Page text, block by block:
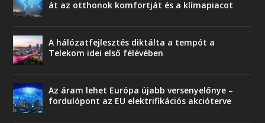
át az otthonok komfortját és a klímapiacot
A hálózatfejlesztés diktálta a tempót a
Telekom idei első félévében
Az áram lehet Európa újabb versenyelőnye –
fordulópont az EU elektrifikációs akcióterve